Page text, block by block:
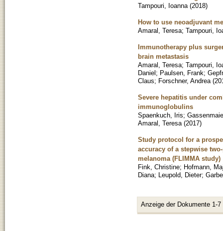
Tampouri, Ioanna (2018)
How to use neoadjuvant
Amaral, Teresa; Tampouri,
Immunotherapy plus
brain metastasis
Amaral, Teresa; Tampouri,
Daniel; Paulsen, Frank;
Claus; Forschner, Andrea (
Severe hepatitis under
immunoglobulins
Spaenkuch, Iris;
Amaral, Teresa (2017)
Study protocol for a
accuracy of a stepwise
melanoma (FLIMMA study)
Fink, Christine; Hofmann,
Diana; Leupold, Dieter;
Anzeige der Dokumente 1-7